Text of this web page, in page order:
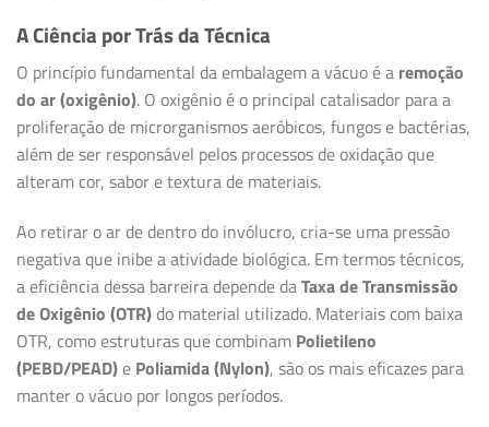
A Ciência por Trás da Técnica
O princípio fundamental da embalagem a vácuo é a remoção
do ar (oxigênio). O oxigênio é o principal catalisador para a
proliferação de microrganismos aeróbicos, fungos e bactérias,
além de ser responsável pelos processos de oxidação que
alteram cor, sabor e textura de materiais.
Ao retirar o ar de dentro do invólucro, cria-se uma pressão
negativa que inibe a atividade biológica. Em termos técnicos,
a eficiência dessa barreira depende daTaxa de Transmissão
de Oxigênio (OTR)do material utilizado. Materiais com baixa
OTR, como estruturas que combinam Polietileno
(PEBD/PEAD)e Poliamida (Nylon), são os mais eficazes para
manter o vácuo por longos períodos.